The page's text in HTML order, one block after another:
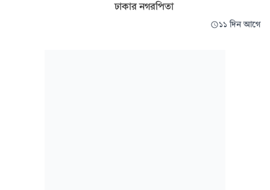
ঢাকার নগরপিতা
১১ দিন আগে